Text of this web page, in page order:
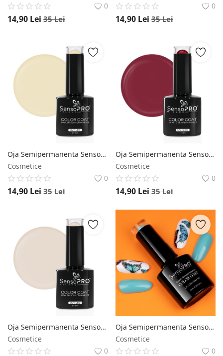
0
14,90 Lei 35Lei
0
14,90 Lei 35Lei
Oja Semipermanenta SensoPRO Milano 10ml - 015 Crepe Nude SensoPRO Milano
Cosmetice
0
14,90 Lei 35Lei
Oja Semipermanenta SensoPRO Milano 10ml - 134 Red Wine SensoPRO Milano
Cosmetice
0
14,90 Lei 35Lei
Oja Semipermanenta SensoPRO Milano 10ml - 012 Nude SensoPRO Milano
Cosmetice
0
Oja Semipermanenta SensoPRO Milano 10ml - 148 Pastel Turqouise SensoPRO Milano
Cosmetice
0